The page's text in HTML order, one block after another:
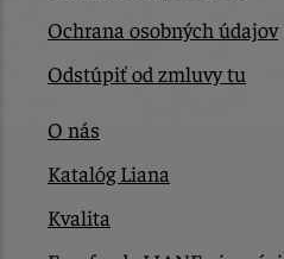
Ochrana osobných údajov
Odstúpiť od zmluvy tu
O nás
Katalóg Liana
Kvalita